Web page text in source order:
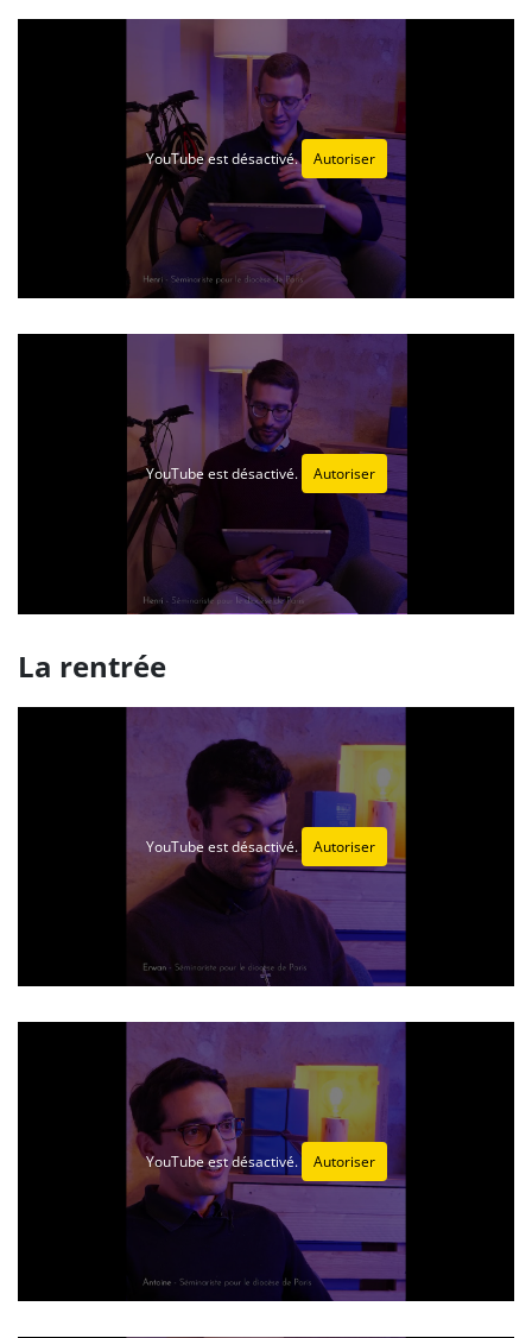
YouTube est désactivé. Autoriser
YouTube est désactivé. Autoriser
La rentrée
YouTube est désactivé. Autoriser
YouTube est désactivé. Autoriser